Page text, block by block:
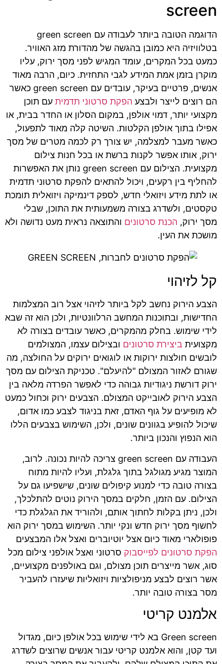
screen
הדוגמה הטובה ביותר לעבודה עם green screen
בטלוויזיה היא כמובן בהגשה של מהדורת מזג האוויר.
כמעט בכל המקרים, עומד המגיש לפני מסך ירוק, עליו
מוקרן בזמן אמת המידע לגבי התחזית. כיום, הרבה מאוד
אנשים, פרטיים בעיקר, עובדים עם green screen כאשר
הם רוצים לייצר ולבצע הפקת סרטוני תדמית עם תוכן
מקצועי יותר, דמוי אולפן, במקום הסלון או החדר בבית, או
אפילו בתוך אולפן הקלטות. השיטה קלה מאוד לתפעול,
כאשר מעבר למצלמה, יש צורך רק לכמה מטרים של מסך
ירוק, אותו אפשר לקנות ברשת או בכל חנות צילום
מקצועית. הצילום עם green screen נותן את האפשרות
להחליף בין רקעים, ויכול להתאים להפקת סרטוני תדמית
או לתת מידע ויזואלי חדש, לספק דינמיקה ויזואלית תומכת
טקסטים, ולשדרג בצורה משמעותית את התוכן, שבלי
מסך ירוק, הכנת סרטונים והתוצאה נראית מעט נדושה ולא
מושכת את העין.
קל לזיהוי
הצבע הירוק נחשב לקל ביותר לזיהוי אצל רוב המצלמות
החדישות, ובתוכנות המחשב הרלוונטיות, ולכן הוא זה שבא
לידי שימוש. בחלק מהמקרים, כאשר עובדים בצורה לא
מקצועית ביצירת סרטונים ובצילום עצמו, המצולמים
לובשים חולצות ירוקות או לוגואים ירוקים על החולצה, מה
שגורם לאזור המצולם "להיעלם". טכניקת הצילום עם מסך
ירוק דורשת ניגודיות גבוהה כדי לאפשר הפרדה מלאה בין
הצבע הירוק לאובייקט המצולם. הצבעים ירוק וכחול כמעט
לא מופיעים על גוף האדם, זאת בניגוד לצבע כמו אדום,
שיכול להופיע בגוונים שונים, ולכן, השימוש בצבעים הללו
הוא הנפוץ והנכון ביותר.
העבודה עם green screen צריכה להיות נכונה. לרוב,
המוצר מגיע מגולגל בתוך גלגלת, ועליו להיות מתוח
בצורה טובה כדי למנוע קיפולים שונים, שישפיעו גם על
הצילום. עם הזמן, חלקים במסך הירוק נוטים להתלכלך,
ולכן, ניתן בקלות לחתוך אותם, ולהוריד את הגלגלת כדי
לחשוף מסך ירוק חדש ונקי יותר. השימוש במסך ירוק הוא
פופולארי מאוד כיום אצל יוטיוברים ואצל אלו המבצעים
הפקת סרטונים לפייסבוק סרטוני ואצל אולפני צילום מכל
סוג, אשר מייצרים תוכן מצולם, וגם באולפנים מקצועיים,
אשר רוצים לבצע מניפולציות ויזואליות שיעזרו להעביר
מסר בצורה טובה יותר.
אלמנט קריטי
Green screen בא לידי שימוש בכל אולפן כיום, מגדול
ועד קטן, והוא אלמנט קריטי עבור אנשים שרוצים לשדרג